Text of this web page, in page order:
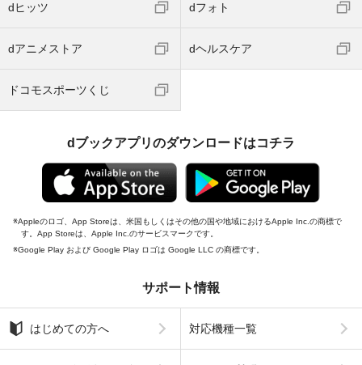
dヒッツ dフォト
dアニメストア dヘルスケア
ドコモスポーツくじ
dブックアプリのダウンロードはコチラ
Appleのロゴ、App Storeは、米国もしくはその他の国や地域におけるApple Inc.の商標で
す。App Storeは、Apple Inc.のサービスマークです。
Google Play および Google Play ロゴは Google LLC の商標です。
サポート情報
はじめての方へ 対応機種一覧